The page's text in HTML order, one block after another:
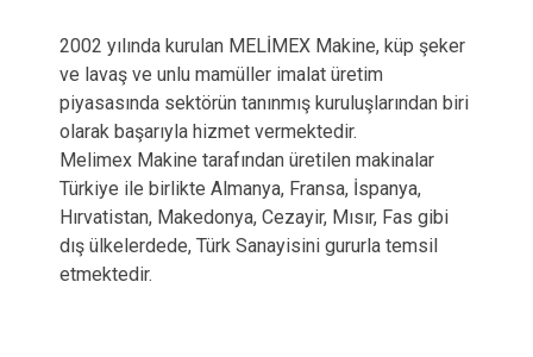
2002 yılında kurulan MELİMEX Makine, küp şeker
ve lavaş ve unlu mamüller imalat üretim
piyasasında sektörün tanınmış kuruluşlarından biri
olarak başarıyla hizmet vermektedir.
Melimex Makine tarafından üretilen makinalar
Türkiye ile birlikte Almanya, Fransa, İspanya,
Hırvatistan, Makedonya, Cezayir, Mısır, Fas gibi
dış ülkelerdede, Türk Sanayisini gururla temsil
etmektedir.